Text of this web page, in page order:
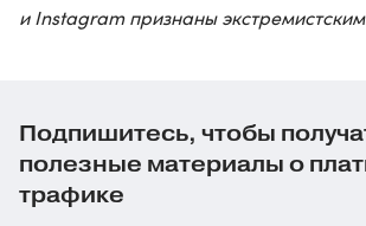
и Instagram признаны
Подпишитесь, чтобы
полезные материалы о
трафике